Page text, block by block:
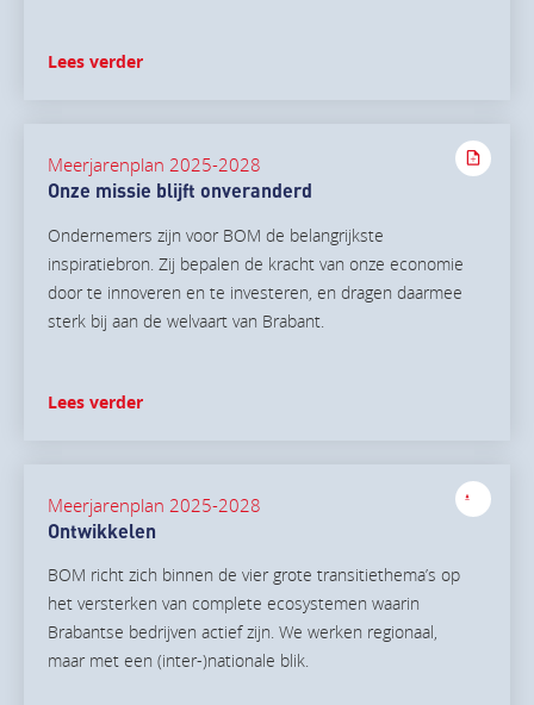
Lees verder
Meerjarenplan 2025-2028
Onze missie blijft onveranderd
Ondernemers zijn voor BOM de belangrijkste
inspiratiebron. Zij bepalen de kracht van onze economie
door te innoveren en te investeren, en dragen daarmee
sterk bij aan de welvaart van Brabant.
Lees verder
Meerjarenplan 2025-2028
Ontwikkelen
BOM richt zich binnen de vier grote transitiethema’s op
het versterken van complete ecosystemen waarin
Brabantse bedrijven actief zijn. We werken regionaal,
maar met een (inter-)nationale blik.